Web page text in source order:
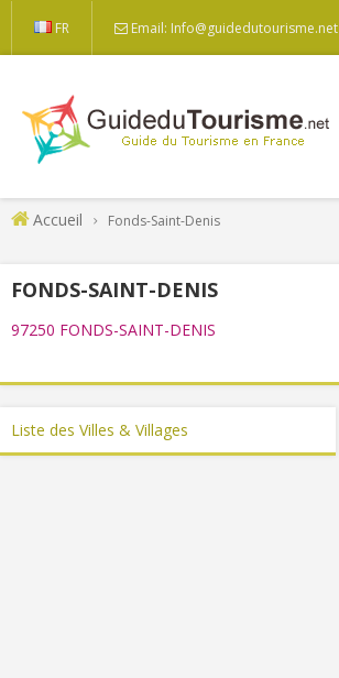
FR Email: Info@guidedutourisme.net
Accueil Fonds-Saint-Denis
FONDS-SAINT-DENIS
97250 FONDS-SAINT-DENIS
Liste des Villes & Villages